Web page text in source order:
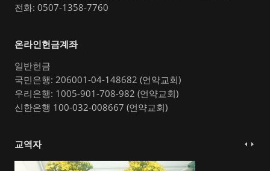
전화: 0507-1358-7760
온라인헌금계좌
일반헌금
국민은행: 206001-04-148682 (언약교회)
우리은행: 1005-901-708-982 (언약교회)
신한은행 100-032-008667 (언약교회)
교역자